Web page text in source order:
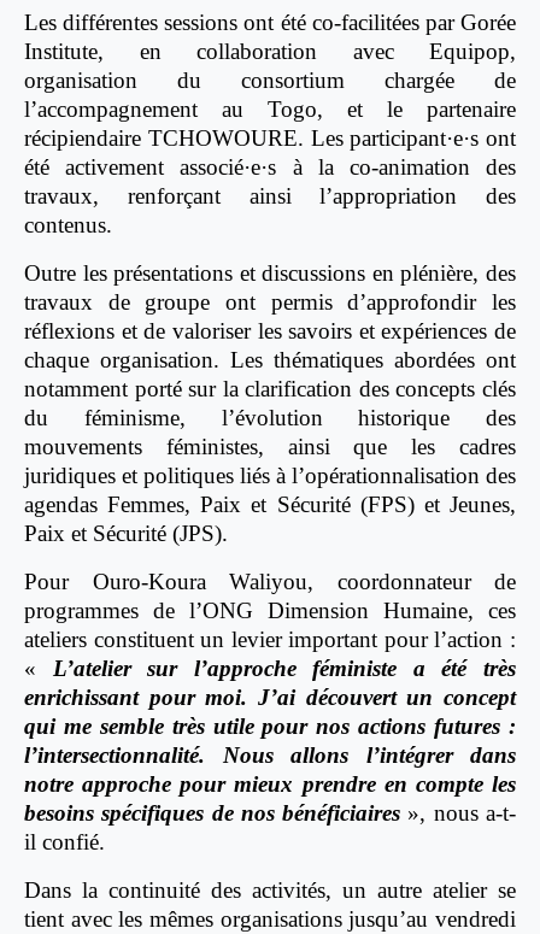
Les différentes sessions ont été co-facilitées par Gorée
Institute, en collaboration avec Equipop,
organisation du consortium chargée de
l’accompagnement au Togo, et le partenaire
récipiendaire TCHOWOURE. Les participant·e·s ont
été activement associé·e·s à la co-animation des
travaux, renforçant ainsi l’appropriation des
contenus.
Outre les présentations et discussions en plénière, des
travaux de groupe ont permis d’approfondir les
réflexions et de valoriser les savoirs et expériences de
chaque organisation. Les thématiques abordées ont
notamment porté sur la clarification des concepts clés
du féminisme, l’évolution historique des
mouvements féministes, ainsi que les cadres
juridiques et politiques liés à l’opérationnalisation des
agendas Femmes, Paix et Sécurité (FPS) et Jeunes,
Paix et Sécurité (JPS).
Pour Ouro-Koura Waliyou, coordonnateur de
programmes de l’ONG Dimension Humaine, ces
ateliers constituent un levier important pour l’action :
« L’atelier sur l’approche féministe a été très
enrichissant pour moi. J’ai découvert un concept
qui me semble très utile pour nos actions futures :
l’intersectionnalité. Nous allons l’intégrer dans
notre approche pour mieux prendre en compte les
besoins spécifiques de nos bénéficiaires », nous a-t-
il confié.
Dans la continuité des activités, un autre atelier se
tient avec les mêmes organisations jusqu’au vendredi